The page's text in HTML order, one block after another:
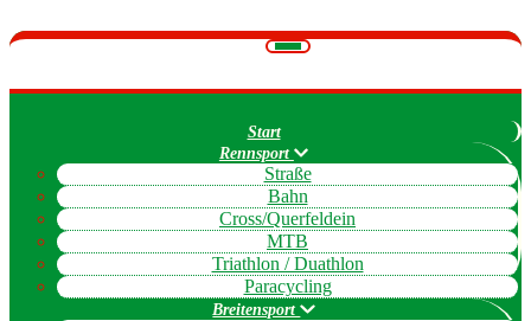
Navigation
Start
Rennsport
Straße
Bahn
Cross/Querfeldein
MTB
Triathlon / Duathlon
Paracycling
Breitensport